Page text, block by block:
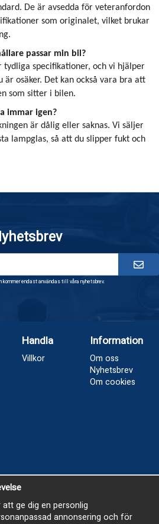
De är avsedda för veteranfordon
som originalet, vilket brukar
passar min bil?
specifikationer, och vi hjälper
osäker. Det kan också vara bra att
som sitter i bilen.
immar igen?
är dålig eller saknas. Vi säljer
lampglas, så att du slipper fukt och
kommer endast användas till våra nyhetsbrev.
Handla
Villkor
Information
Om oss
Nyhetsbrev
Om cookies
ge dig en personlig
annonsering och för